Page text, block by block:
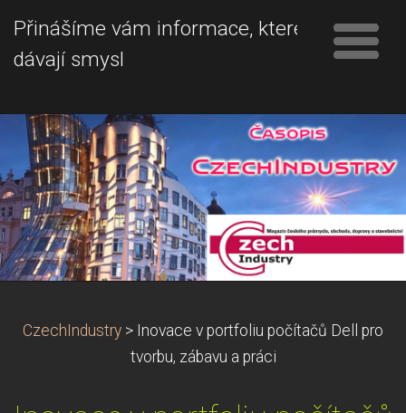
Přinášíme vám informace, které
dávají smysl
CzechIndustry > Inovace v portfoliu počítačů Dell pro
tvorbu, zábavu a práci